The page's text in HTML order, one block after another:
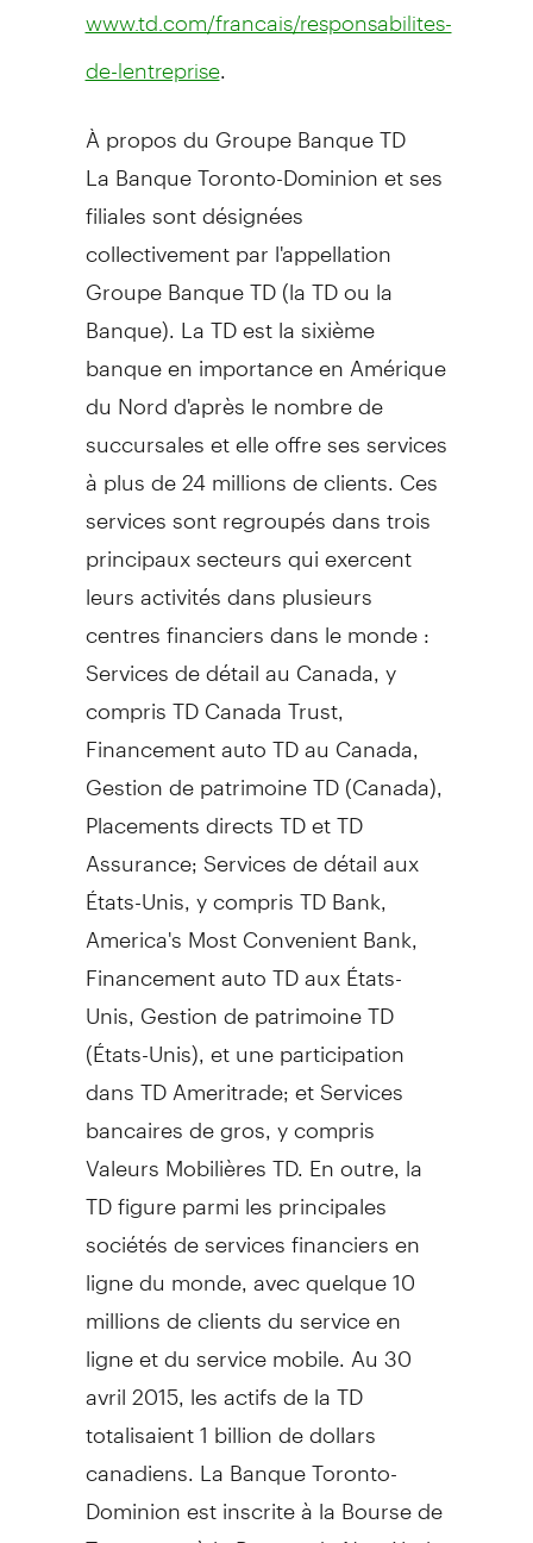
www.td.com/francais/responsabilites-
de-lentreprise.
À propos du Groupe Banque TD
La Banque Toronto-Dominion et ses
filiales sont désignées
collectivement par l'appellation
Groupe Banque TD (la TD ou la
Banque). La TD est la sixième
banque en importance en Amérique
du Nord d'après le nombre de
succursales et elle offre ses services
à plus de 24 millions de clients. Ces
services sont regroupés dans trois
principaux secteurs qui exercent
leurs activités dans plusieurs
centres financiers dans le monde :
Services de détail au Canada , y
compris TD Canada Trust,
Financement auto TD au Canada
Gestion depatrimoine TD (Canada),
Placements directs TD et TD
Assurance; Services de détail aux
États-Unis, y compris TD Bank,
America's Most Convenient Bank,
Financement auto TD aux États-
Unis, Gestion depatrimoine TD
(États-Unis), et une participation
dans TD Ameritrade; et Services
bancaires de gros, y compris
Valeurs Mobilières TD. En outre, la
TD figure parmi les principales
sociétés de services financiers en
ligne du monde, avec quelque 10
millions de clients du service en
ligne et du service mobile. Au 30
avril 2015, les actifs de la TD
totalisaient 1 billion de dollars
canadiens. La Banque Toronto-
Dominion est inscrite à la Bourse de